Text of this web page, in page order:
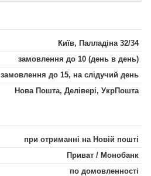
Київ, Палладіна 32/34
замовлення до 10 (день в день)
замовлення до 15, на слідучий день
Нова Пошта, Делівері, УкрПошта
при отриманні на Новій пошті
Приват / Монобанк
по домовленності